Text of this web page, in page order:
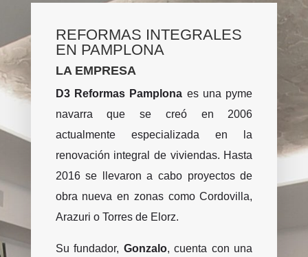
REFORMAS INTEGRALES
EN PAMPLONA
LA EMPRESA
D3 Reformas Pamplona es una pyme
navarra que se creó en 2006
actualmente especializada en la
renovación integral de viviendas. Hasta
2016 se llevaron a cabo proyectos de
obra nueva en zonas como Cordovilla,
Arazuri o Torres de Elorz.
Su fundador, Gonzalo, cuenta con una